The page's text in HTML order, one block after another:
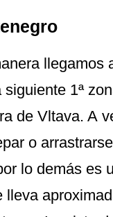
llegamos
siguiente 1ª
de Vltava. A
o
lo demás es
lleva